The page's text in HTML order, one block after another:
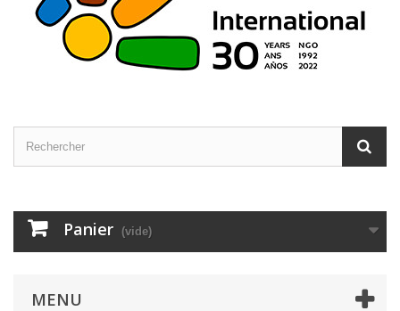
Panier (vide)
MENU